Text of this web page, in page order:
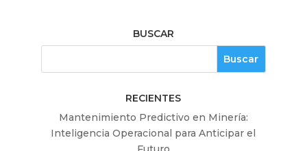
BUSCAR
RECIENTES
Mantenimiento Predictivo en Minería:
Inteligencia Operacional para Anticipar el